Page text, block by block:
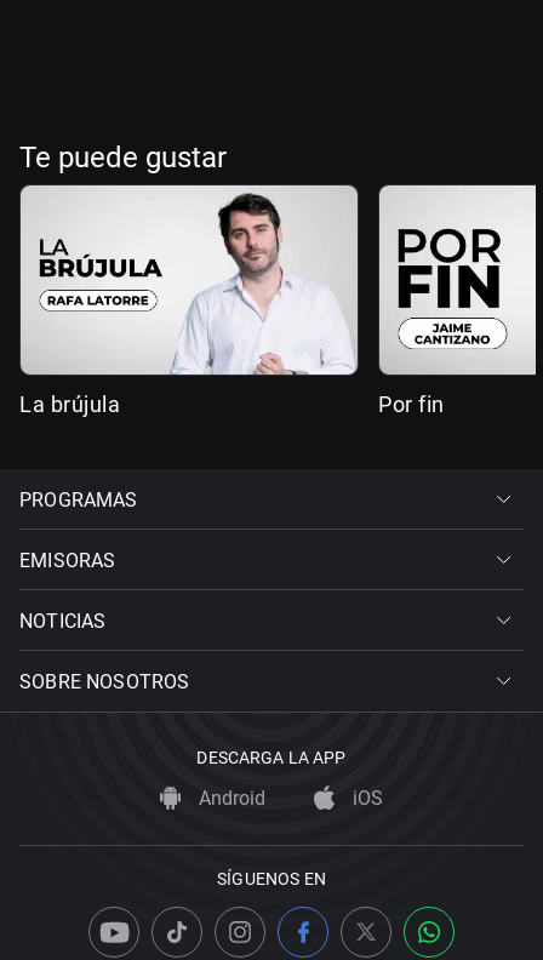
Te puede gustar
La brújula Por fin
PROGRAMAS
EMISORAS
NOTICIAS
SOBRE NOSOTROS
DESCARGA LA APP
Android iOS
SÍGUENOS EN